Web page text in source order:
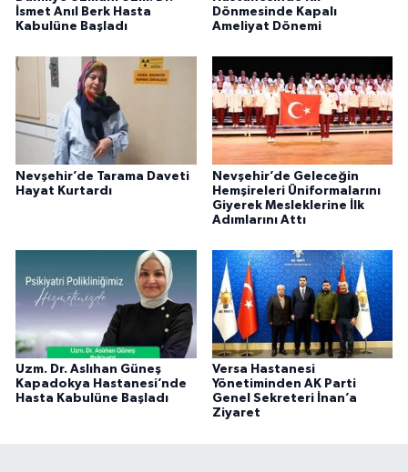
İsmet Anıl Berk Hasta
Kabulüne Başladı
Dönmesinde Kapalı
Ameliyat Dönemi
Nevşehir’de Tarama Daveti
Hayat Kurtardı
Nevşehir’de Geleceğin
Hemşireleri Üniformalarını
Giyerek Mesleklerine İlk
Adımlarını Attı
Uzm. Dr. Aslıhan Güneş
Kapadokya Hastanesi’nde
Hasta Kabulüne Başladı
Versa Hastanesi
Yönetiminden AK Parti
Genel Sekreteri İnan’a
Ziyaret